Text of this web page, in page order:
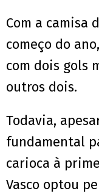
Com a camisa
começo do
com dois gols
outros dois.
Todavia,
fundamental
carioca à
Vasco optou